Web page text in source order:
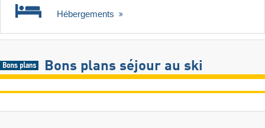
Hébergements
Bons plans séjour au ski